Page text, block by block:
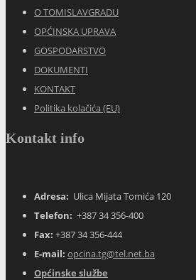
O TOMISLAVGRADU
OPĆINSKA UPRAVA
GOSPODARSTVO
DOKUMENTI
KONTAKT
Politika kolačića (EU)
Kontakt info
Adresa: Ulica Mijata Tomića 120
Telefon: +387 34 356-400
Fax: +387 34 356-444
E-mail: opcina.tg@tel.net.ba
Općinske službe